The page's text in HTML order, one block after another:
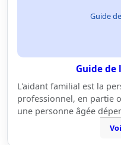
Guide
Guide
L'aidant familial est la
professionnel, en partie
une personne âgée